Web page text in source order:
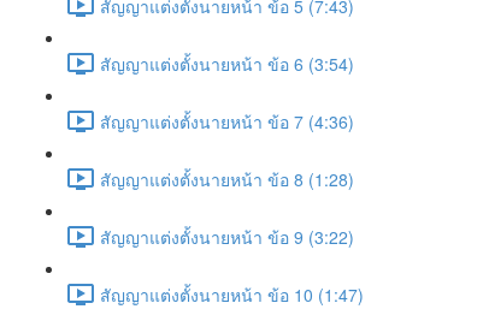
สัญญาแต่งตั้งนายหน้า ข้อ 5 (7:43)
สัญญาแต่งตั้งนายหน้า ข้อ 6 (3:54)
สัญญาแต่งตั้งนายหน้า ข้อ 7 (4:36)
สัญญาแต่งตั้งนายหน้า ข้อ 8 (1:28)
สัญญาแต่งตั้งนายหน้า ข้อ 9 (3:22)
สัญญาแต่งตั้งนายหน้า ข้อ 10 (1:47)